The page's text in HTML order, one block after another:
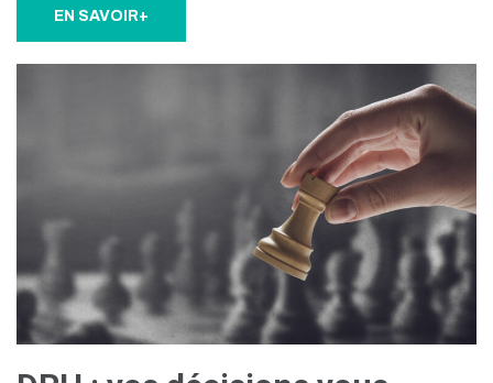
EN SAVOIR+